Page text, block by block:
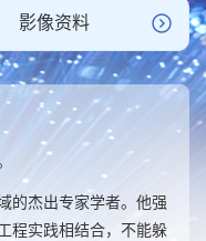
影像资料
的杰出专家学者。他强
程实践相结合，不能躲